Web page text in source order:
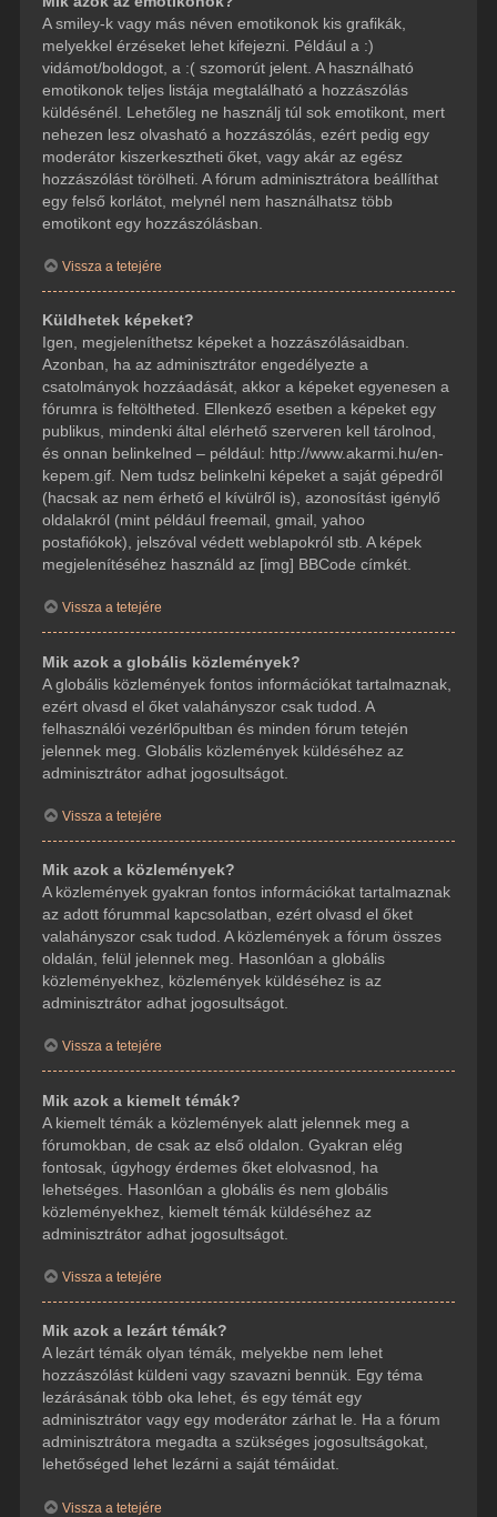
A smiley-k vagy más néven emotikonok kis grafikák,
melyekkel érzéseket lehet kifejezni. Például a :)
vidámot/boldogot, a :( szomorút jelent. A használható
emotikonok teljes listája megtalálható a hozzászólás
küldésénél. Lehetőleg ne használj túl sok emotikont, mert
nehezen lesz olvasható a hozzászólás, ezért pedig egy
moderátor kiszerkesztheti őket, vagy akár az egész
hozzászólást törölheti. A fórum adminisztrátora beállíthat
egy felső korlátot, melynél nem használhatsz több
emotikont egy hozzászólásban.
Vissza a tetejére
Küldhetek képeket?
Igen, megjeleníthetsz képeket a hozzászólásaidban.
Azonban, ha az adminisztrátor engedélyezte a
csatolmányok hozzáadását, akkor a képeket egyenesen a
fórumra is feltöltheted. Ellenkező esetben a képeket egy
publikus, mindenki által elérhető szerveren kell tárolnod,
és onnan belinkelned – például: http://www.akarmi.hu/en-
kepem.gif. Nem tudsz belinkelni képeket a saját gépedről
(hacsak az nem érhető el kívülről is), azonosítást igénylő
oldalakról (mint például freemail, gmail, yahoo
postafiókok), jelszóval védett weblapokról stb. A képek
megjelenítéséhez használd az [img] BBCode címkét.
Vissza a tetejére
Mik azok a globális közlemények?
A globális közlemények fontos információkat tartalmaznak,
ezért olvasd el őket valahányszor csak tudod. A
felhasználói vezérlőpultban és minden fórum tetején
jelennek meg. Globális közlemények küldéséhez az
adminisztrátor adhat jogosultságot.
Vissza a tetejére
Mik azok a közlemények?
A közlemények gyakran fontos információkat tartalmaznak
az adott fórummal kapcsolatban, ezért olvasd el őket
valahányszor csak tudod. A közlemények a fórum összes
oldalán, felül jelennek meg. Hasonlóan a globális
közleményekhez, közlemények küldéséhez is az
adminisztrátor adhat jogosultságot.
Vissza a tetejére
Mik azok a kiemelt témák?
A kiemelt témák a közlemények alatt jelennek meg a
fórumokban, de csak az első oldalon. Gyakran elég
fontosak, úgyhogy érdemes őket elolvasnod, ha
lehetséges. Hasonlóan a globális és nem globális
közleményekhez, kiemelt témák küldéséhez az
adminisztrátor adhat jogosultságot.
Vissza a tetejére
Mik azok a lezárt témák?
A lezárt témák olyan témák, melyekbe nem lehet
hozzászólást küldeni vagy szavazni bennük. Egy téma
lezárásának több oka lehet, és egy témát egy
adminisztrátor vagy egy moderátor zárhat le. Ha a fórum
adminisztrátora megadta a szükséges jogosultságokat,
lehetőséged lehet lezárni a saját témáidat.
Vissza a tetejére